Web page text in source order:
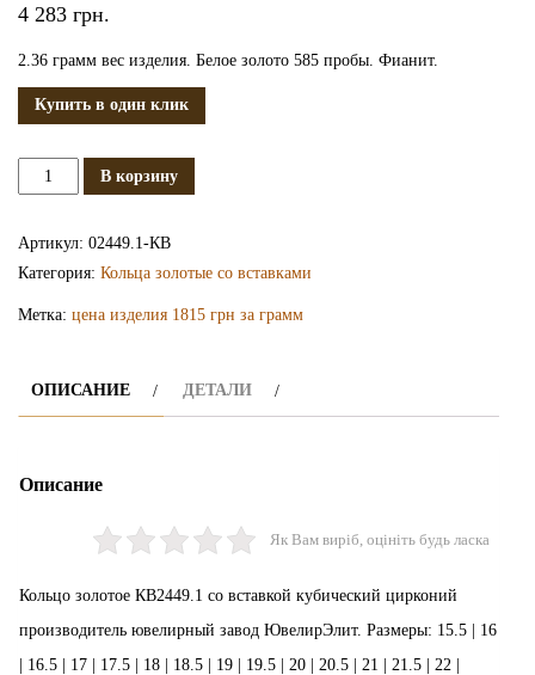
4 283 грн.
2.36 грамм вес изделия. Белое золото 585 пробы. Фианит.
Купить в один клик
КоличествоВ корзину
Артикул: 02449.1-КВ
Категория: Кольца золотые со вставками
Метка: цена изделия 1815 грн за грамм
ОПИСАНИЕ ДЕТАЛИ
Описание
Як Вам виріб, оцініть будь ласка
Кольцо золотое КВ2449.1 со вставкой кубический цирконий
производитель ювелирный завод ЮвелирЭлит. Размеры: 15.5 | 16
| 16.5 | 17 | 17.5 | 18 | 18.5 | 19 | 19.5 | 20 | 20.5 | 21 | 21.5 | 22 |